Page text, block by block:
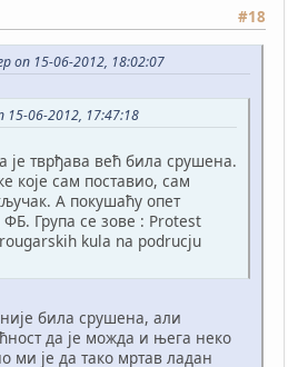
#18
on 15-06-2012, 18:02:07
15-06-2012, 17:47:18
је тврђава већ била срушена.
које сам поставио, сам
А покушаћу опет
Група се зове : Protest
kula na podrucju
била срушена, али
да је можда и њега неко
ми је да тако мртав ладан